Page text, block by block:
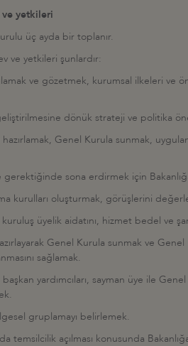
yetkileri
üç ayda bir toplanır.
ve yetkileri şunlardır:
ve gözetmek, kurumsal ilkeleri ve
dönük strateji ve politika
hazırlamak, Genel Kurula sunmak,
gerektiğinde sona erdirmek için
kurulları oluşturmak, görüşlerini
üyelik aidatını, hizmet bedel ve
Genel Kurula sunmak ve Genel
sağlamak.
yardımcıları, sayman üye ile
gruplamayı belirlemek.
temsilcilik açılması konusunda